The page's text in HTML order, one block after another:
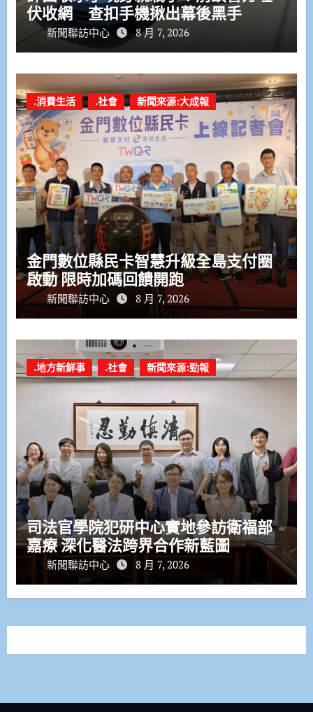
伏收網 查扣手機揪出幕後黑手
新聞聯訪中心 8 月 7, 2026
.消費生活 .社會 新聞來源:大成報
金門數位縣民卡智慧升級全島支付圈
啟動 限時加碼回饋開跑
新聞聯訪中心 8 月 7, 2026
.地方新鮮事 .社會 新聞來源:勁報
司法官學院犯研中心實地參訪衛福部
嘉療 深化醫法跨界合作新藍圖
新聞聯訪中心 8 月 7, 2026